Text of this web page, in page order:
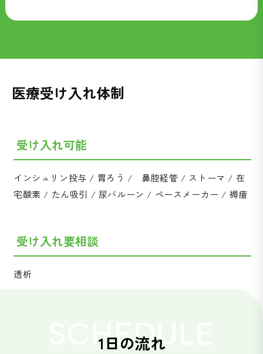
医療受け入れ体制
受け入れ可能
インシュリン投与 / 胃ろう / 鼻腔経管 / ストーマ / 在
宅酸素 / たん吸引 / 尿バルーン / ペースメーカー / 褥瘡
受け入れ要相談
透析
SCHEDULE
1日の流れ